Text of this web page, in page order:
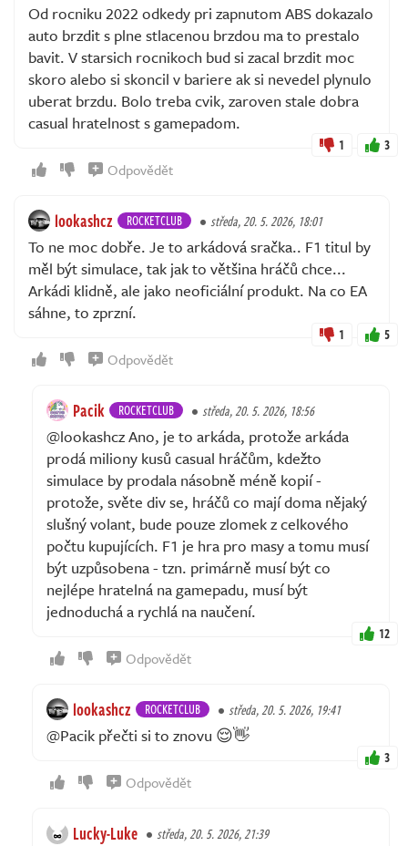
Od rocniku 2022 odkedy pri zapnutom ABS dokazalo
auto brzdit s plne stlacenou brzdou ma to prestalo
bavit. V starsich rocnikoch bud si zacal brzdit moc
skoro alebo si skoncil v bariere ak si nevedel plynulo
uberat brzdu. Bolo treba cvik, zaroven stale dobra
casual hratelnost s gamepadom.
1 3
Odpovědět
lookashcz ROCKETCLUB středa, 20. 5. 2026, 18:01
To ne moc dobře. Je to arkádová sračka.. F1 titul by
měl být simulace, tak jak to většina hráčů chce...
Arkádi klidně, ale jako neoficiální produkt. Na co EA
sáhne, to zprzní.
1 5
Odpovědět
Pacik ROCKETCLUB středa, 20. 5. 2026, 18:56
@lookashcz Ano, je to arkáda, protože arkáda
prodá miliony kusů casual hráčům, kdežto
simulace by prodala násobně méně kopií -
protože, světe div se, hráčů co mají doma nějaký
slušný volant, bude pouze zlomek z celkového
počtu kupujících. F1 je hra pro masy a tomu musí
být uzpůsobena - tzn. primárně musí být co
nejlépe hratelná na gamepadu, musí být
jednoduchá a rychlá na naučení.
12
Odpovědět
lookashcz ROCKETCLUB středa, 20. 5. 2026, 19:41
@Pacik přečti si to znovu 😌👋
3
Odpovědět
Lucky-Luke středa, 20. 5. 2026, 21:39